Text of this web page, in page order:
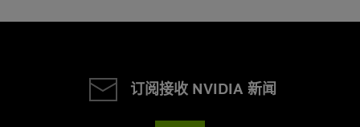
订阅接收 NVIDIA 新闻